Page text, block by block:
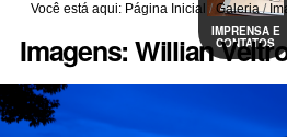
IMPRENSA E
CONTATOS
Você está aqui: Página Inicial /Galeria /
Imagens: Willian